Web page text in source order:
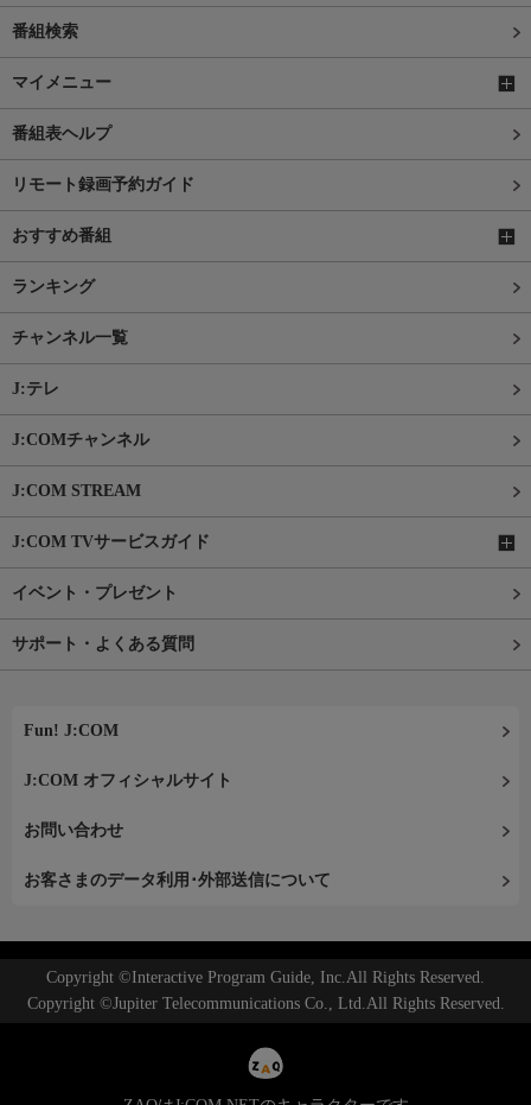
番組検索
マイメニュー
番組表ヘルプ
リモート録画予約ガイド
おすすめ番組
ランキング
チャンネル一覧
J:テレ
J:COMチャンネル
J:COM STREAM
J:COM TVサービスガイド
イベント・プレゼント
サポート・よくある質問
Fun! J:COM
J:COM オフィシャルサイト
お問い合わせ
お客さまのデータ利用･外部送信について
Copyright ©Interactive Program Guide, Inc.All Rights Reserved.
Copyright ©Jupiter Telecommunications Co., Ltd.All Rights Reserved.